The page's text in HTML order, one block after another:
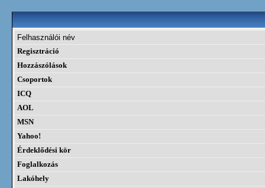
Felhasználói név
Regisztráció
Hozzászólások
Csoportok
ICQ
AOL
MSN
Yahoo!
Érdeklődési kör
Foglalkozás
Lakóhely